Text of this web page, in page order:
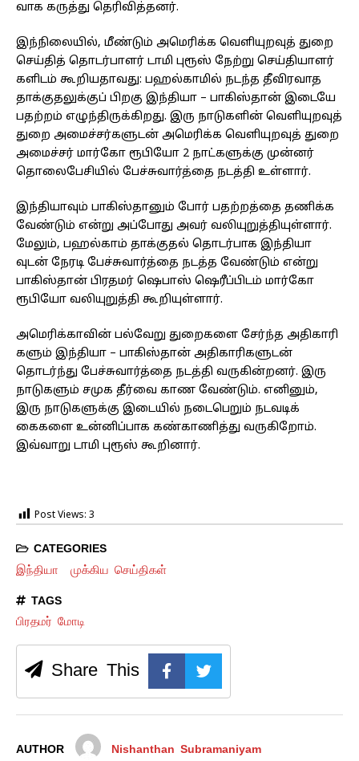
வாக கருத்து தெரி​வித்​தனர்.
இந்​நிலை​யில், மீண்​டும் அமெரிக்க வெளி​யுறவுத் துறை
செய்​தித் தொடர்​பாளர் டாமி புரூஸ் நேற்று செய்​தி​யாளர்​
களிடம் கூறிய​தாவது: பஹல்​காமில் நடந்த தீவிர​வாத
தாக்​குதலுக்​குப் பிறகு இந்​தியா – பாகிஸ்​தான் இடையே
பதற்​றம் எழுந்​திருக்​கிறது. இரு நாடு​களின் வெளி​யுறவுத்
துறை அமைச்​சர்​களு​டன் அமெரிக்க வெளி​யுறவுத் துறை
அமைச்​சர் மார்கோ ரூபியோ 2 நாட்​களுக்கு முன்​னர்
தொலைபேசி​யில் பேச்​சு​வார்த்தை நடத்தி உள்​ளார்.
இந்​தி​யா​வும் பாகிஸ்​தானும் போர் பதற்​றத்தை தணிக்க
வேண்​டும் என்று அப்​போது அவர் வலி​யுறுத்​தி​யுள்​ளார்.
மேலும், பஹல்​காம் தாக்​குதல் தொடர்​பாக இந்​தி​யா​
வுடன் நேரடி பேச்​சு​வார்த்தை நடத்த வேண்​டும் என்று
பாகிஸ்​தான் பிரதமர் ஷெபாஸ் ஷெரீப்​பிடம் மார்கோ
ரூபியோ வலி​யுறுத்தி கூறி​யுள்​ளார்.
அமெரிக்​கா​வின் பல்​வேறு துறை​களை சேர்ந்த அதி​காரி​
களும் இந்​தியா – பாகிஸ்​தான் அதி​காரி​களு​டன்
தொடர்ந்து பேச்​சு​வார்த்தை நடத்தி வரு​கின்​றனர். இரு​
நாடு​களும் சமுக​ தீர்வை காண வேண்​டும். எனினும்,
இரு நாடு​களுக்கு இடை​யில் நடை​பெறும் நடவடிக்​
கைகளை உன்​னிப்​பாக கண்​காணித்து வரு​கிறோம்.
இவ்​வாறு டாமி புரூஸ் கூறி​னார்.
Post Views: 3
CATEGORIES
இந்தியா முக்கிய செய்திகள்
TAGS
பிரதமர் மோடி
Share This
AUTHOR Nishanthan Subramaniyam